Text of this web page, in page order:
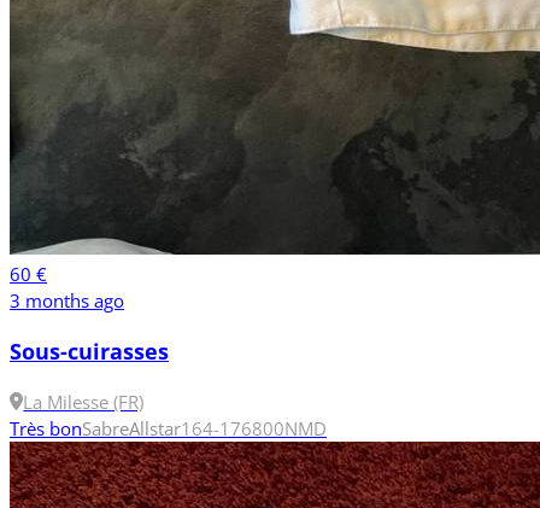
60 €
3 months ago
Sous-cuirasses
La Milesse (FR)
Très bonSabreAllstar164-176800NMD